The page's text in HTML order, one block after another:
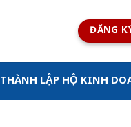
ĐĂNG
THÀNH LẬP HỘ KINH